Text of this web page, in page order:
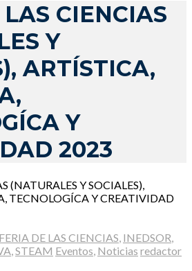
CIENCIAS
Y
ARTÍSTICA,
Y
2023
(NATURALES Y SOCIALES),
TECNOLOGÍCA Y CREATIVIDAD
FERIA DE LAS CIENCIAS INEDSOR
STEAM Eventos Noticias redactor